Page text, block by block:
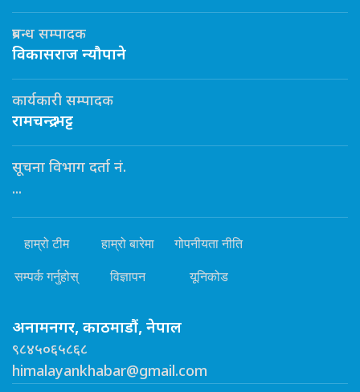
प्रबन्ध सम्पादक
विकासराज न्यौपाने
कार्यकारी सम्पादक
रामचन्द्र भट्ट
सूचना विभाग दर्ता नं.
...
हाम्रो टीम हाम्रो बारेमा गोपनीयता नीति
सम्पर्क गर्नुहोस् विज्ञापन यूनिकोड
अनामनगर, काठमाडौं, नेपाल
९८४५०६५८६८
himalayankhabar@gmail.com